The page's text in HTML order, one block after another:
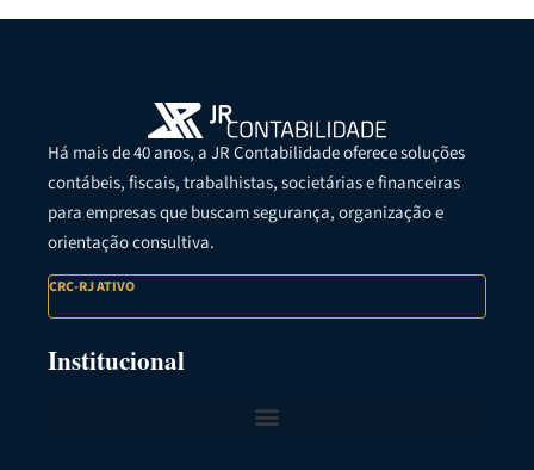
Há mais de 40 anos, a JR Contabilidade oferece soluções
contábeis, fiscais, trabalhistas, societárias e financeiras
para empresas que buscam segurança, organização e
orientação consultiva.
CRC-RJ ATIVO
Institucional